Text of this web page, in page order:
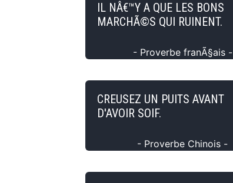
IL NÂ€™Y A QUE LES BONS
MARCHÃ©S QUI RUINENT.
- Proverbe franÃ§ais -
CREUSEZ UN PUITS AVANT
D'AVOIR SOIF.
- Proverbe Chinois -